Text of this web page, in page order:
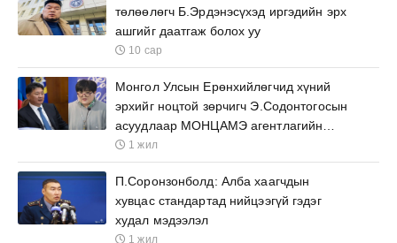
төлөөлөгч Б.Эрдэнэсүхэд иргэдийн эрх
ашгийг даатгаж болох уу
10 сар
Монгол Улсын Ерөнхийлөгчид хүний
эрхийг ноцтой зөрчигч Э.Содонтогосын
асуудлаар МОНЦАМЭ агентлагийн
ажилтнууд өргөх бичиг барьжээ
1 жил
П.Соронзонболд: Алба хаагчдын
хувцас стандартад нийцээгүй гэдэг
худал мэдээлэл
1 жил